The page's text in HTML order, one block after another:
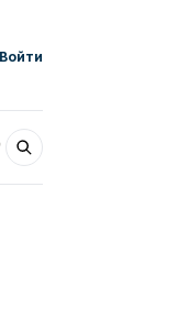
Войти